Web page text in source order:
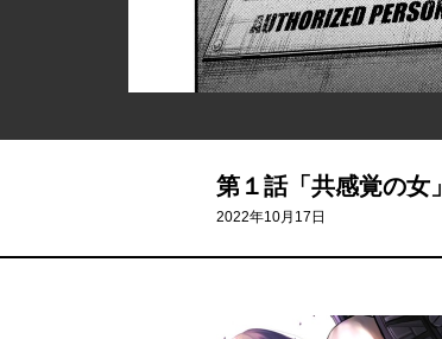
第１話「共感覚の女」
2022年10月17日